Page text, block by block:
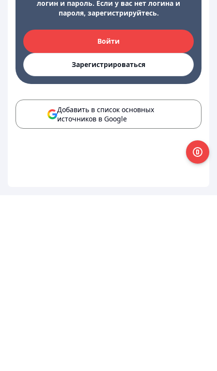
логин и пароль. Если у вас нет логина и
пароля, зарегистрируйтесь.
Войти
Зарегистрироваться
Добавить в список основных
источников в Google